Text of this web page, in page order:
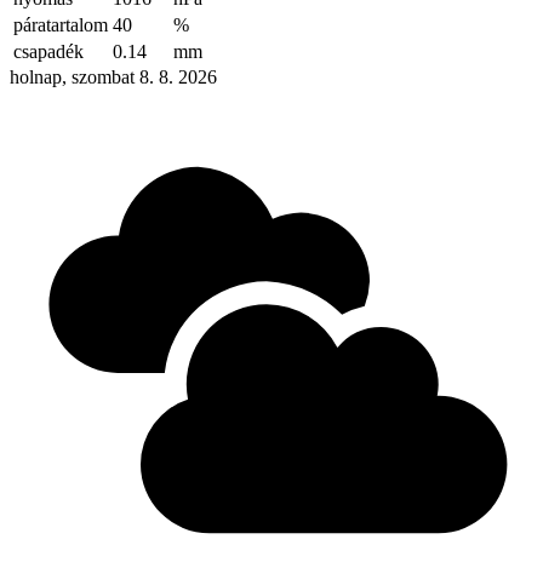
páratartalom 40
%
csapadék
0.14
mm
holnap, szombat 8. 8. 2026